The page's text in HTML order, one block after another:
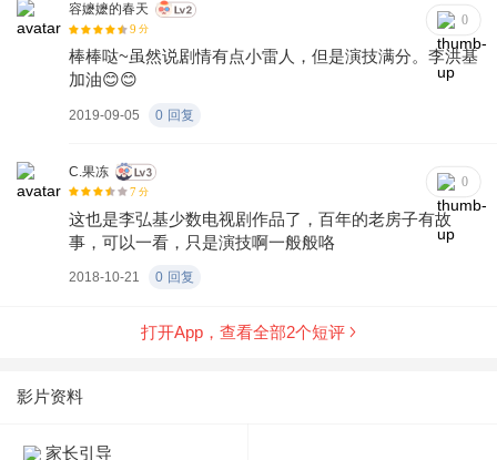
容嬷嬷的春天
9 分
0
棒棒哒~虽然说剧情有点小雷人，但是演技满分。李洪基
加油😊😊
2019-09-05 0 回复
C.果冻
7 分
0
这也是李弘基少数电视剧作品了，百年的老房子有故
事，可以一看，只是演技啊一般般咯
2018-10-21 0 回复
打开App，查看全部2个短评
影片资料
家长引导